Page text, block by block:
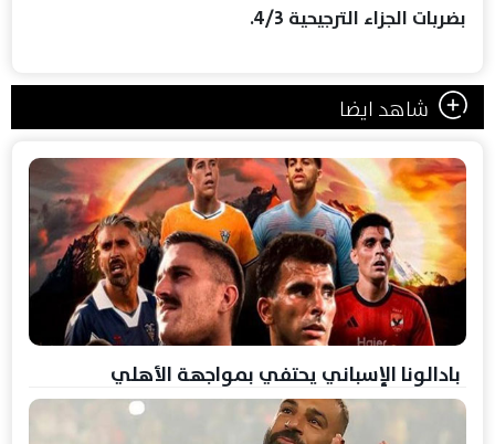
بضربات الجزاء الترجيحية 4/3.
شاهد ايضا
بادالونا الإسباني يحتفي بمواجهة الأهلي